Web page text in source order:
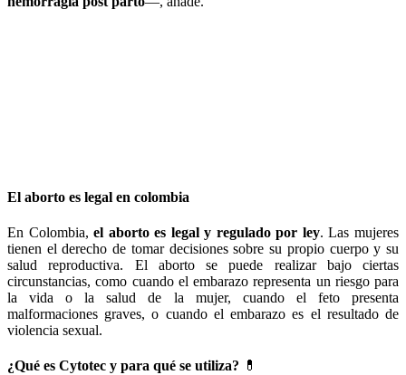
El aborto es legal en colombia
En Colombia,el aborto es legal y regulado por ley. Las mujeres
tienen el derecho de tomar decisiones sobre su propio cuerpo y su
salud reproductiva. El aborto se puede realizar bajo ciertas
circunstancias, como cuando el embarazo representa un riesgo para
la vida o la salud de la mujer, cuando el feto presenta
malformaciones graves, o cuando el embarazo es el resultado de
violencia sexual.
¿Qué es Cytotec y para qué se utiliza? 💊